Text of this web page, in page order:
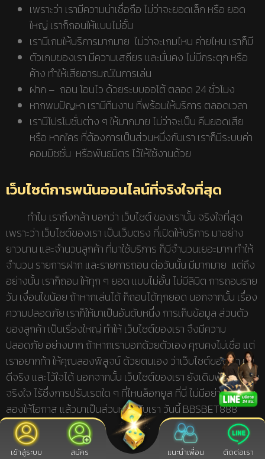
เพราะว่า เรามีความน่าเชื่อถือ ไม่ว่าจะยอดเล็ก หรือ ยอด
ใหญ่ เราก็ถอนให้แบบไม่อั้น
เรามีเกมให้บริการมากมาย ไม่ว่าจะเกมไหน ค่ายไหน เราก็มี
ตัวเกมของเรา มีความเสถียร และมั่นคง ไม่มีกระตุก หรือ
ค้าง ทำให้เสียอารมณ์ในการเล่น
ฝาก – ถอน โอนไว ด้วยระบบออโต้ ตลอด 24 ชั่วโมง
หากพบปัญหา เรามีทีมงาน ที่พร้อมให้บริการ ตลอดเวลา
เรามีโปรโมชั่นต่าง ๆ ให้มากมาย ไม่ว่าจะเป็น คืนยอดเสีย
หรือ หากใคร ที่ต้องการเป็นส่วนหนึ่งกับเรา เราก็มีระบบค่า
คอมมิชชั่น หรือพันธมิตร ไว้ให้ใช้งานด้วย
เว็บไซต์การพนันออนไลน์ที่จริงใจที่สุด
ทำไม เราถึงกล้า บอกว่า เว็บไซต์ ของเรานั้น จริงใจที่สุด
เพราะว่า เว็บไซต์ของเรา เป็นเว็บตรง ที่เปิดให้บริการ มาอย่าง
ยาวนาน และจำนวนลูกค้า ที่มาใช้บริการ ก็มีจำนวนเยอะมาก ทำให้
จำนวน รายการฝาก และรายการถอน ต่อวันนั้น มีมากมาย แต่ถึง
อย่างนั้น เราก็ถอน ให้ทุก ๆ ยอด แบบไม่อั้น ไม่มีลิมิต การถอนราย
วัน เงื่อนไขน้อย ถ้าหากเล่นได้ ก็ถอนได้ทุกยอด นอกจากนั้น เรื่อง
ความปลอดภัย เราก็ให้มาเป็นอันดับหนึ่ง การเก็บข้อมูล ส่วนตัว
ของลูกค้า เป็นเรื่องใหญ่ ทำให้ เว็บไซต์ของเรา จึงมีความ
ปลอดภัย อย่างมาก ถ้าหากเราบอกด้วยตัวเอง คุณคงไม่เชื่อ แต่
เราอยากท้า ให้คุณลองพิสูจน์ ด้วยตนเอง ว่าเว็บไซต์ของเรา นั้น
ดีจริง และไว้ใจได้ นอกจากนั้น เว็บไซต์ของเรา ยังเดิมพัน กันแบบ
จริงใจ ไร้ซึ่งการปรับเรตใด ๆ ที่ไหนล็อกยูส ที่นี่ ไม่มีอย่างแน่นอน
ลองให้โอกาส แล้วมาเป็นส่วนหนึ่งกับเรา วันนี้ BBSBET888
เข้าสู่ระบบ สมัคร แนะนำเพื่อน ติดต่อเรา